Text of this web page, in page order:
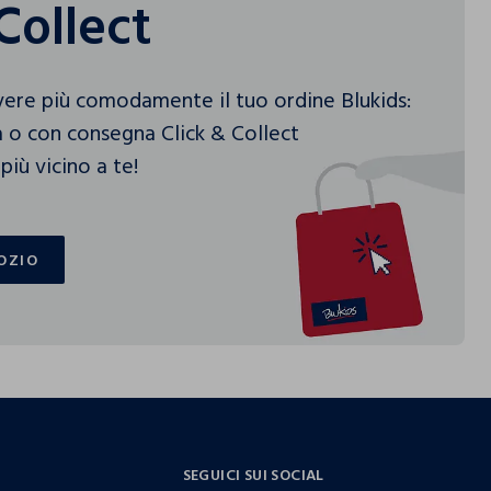
più comodamente il tuo ordine Blukids:
con consegna Click & Collect
vicino a te!
SEGUICI SUI SOCIAL